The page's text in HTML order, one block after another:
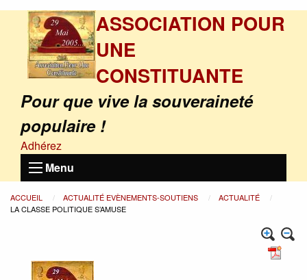
ASSOCIATION POUR
UNE
CONSTITUANTE
Pour que vive la souveraineté
populaire !
Adhérez
Menu
ACCUEIL ACTUALITÉ EVÈNEMENTS-SOUTIENS
ACTUALITÉ
LA CLASSE POLITIQUE S’AMUSE